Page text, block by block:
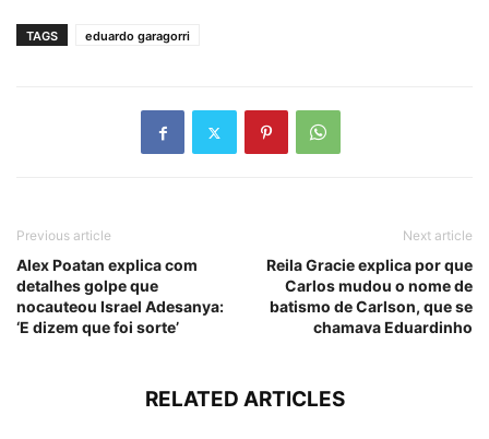
TAGS eduardo garagorri
Previous article
Alex Poatan explica com
detalhes golpe que
nocauteou Israel Adesanya:
‘E dizem que foi sorte’
Next article
Reila Gracie explica por que
Carlos mudou o nome de
batismo de Carlson, que se
chamava Eduardinho
RELATED ARTICLES